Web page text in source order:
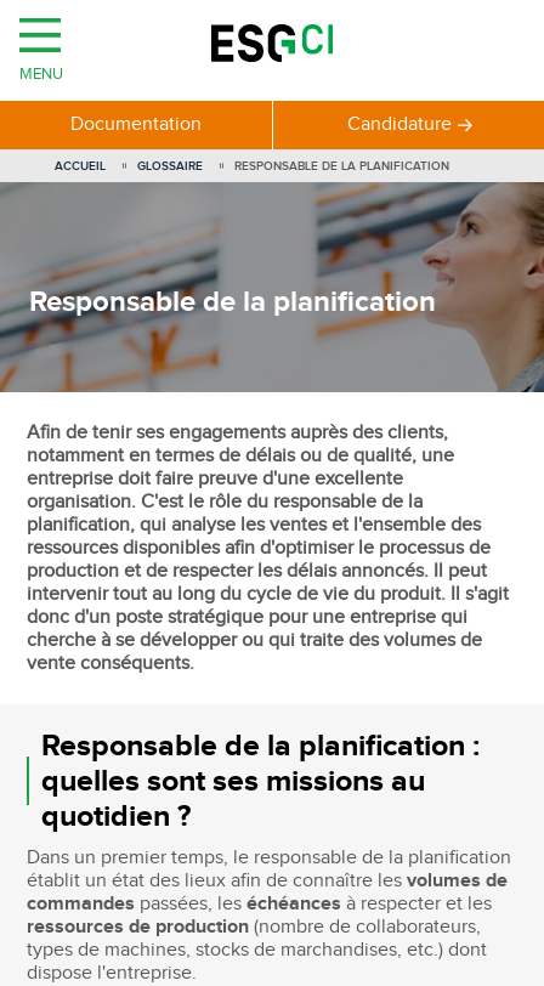
Responsable de la planification
ACCUEIL GLOSSAIRE RESPONSABLE DE LA PLANIFICATION
Afin de tenir ses engagements auprès des clients,
notamment en termes de délais ou de qualité, une
entreprise doit faire preuve d'une excellente
organisation. C'est le rôle du responsable de la
planification, qui analyse les ventes et l'ensemble des
ressources disponibles afin d'optimiser le processus de
production et de respecter les délais annoncés. Il peut
intervenir tout au long du cycle de vie du produit. Il s'agit
donc d'un poste stratégique pour une entreprise qui
cherche à se développer ou qui traite des volumes de
vente conséquents.
Responsable de la planification :
quelles sont ses missions au
quotidien ?
Dans un premier temps, le responsable de la planification
établit un état des lieux afin de connaître lesvolumes de
commandes passées, leséchéances à respecter et les
ressources de production (nombre de collaborateurs,
types de machines, stocks de marchandises, etc.) dont
dispose l'entreprise.
MENU
Documentation Candidature